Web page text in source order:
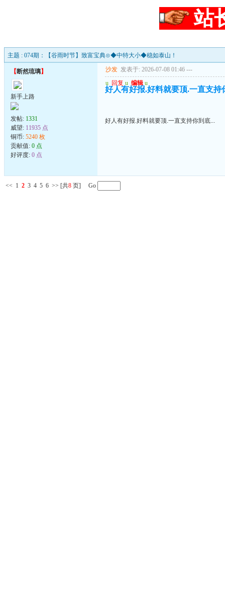
站
主题 : 074期：【谷雨时节】致富宝典⊙◆中特大小◆稳如泰山！
【 断然琉璃】
新手上路
发帖: 1331
威望: 11935 点
铜币: 5240 枚
贡献值: 0 点
好评度: 0 点
沙发 发表于: 2026-07-08 01:46 ---
u 回复 u 编辑 u
好人有好报.好料就要顶.一直支持
好人有好报.好料就要顶.一直支持你到底...
<< 1 2 3 4 5 6 >> [共8 页] Go